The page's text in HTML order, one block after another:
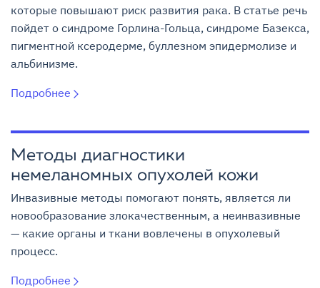
которые повышают риск развития рака. В статье речь
пойдет о синдроме Горлина-Гольца, синдроме Базекса,
пигментной ксеродерме, буллезном эпидермолизе и
альбинизме.
Подробнее
Методы диагностики
немеланомных опухолей кожи
Инвазивные методы помогают понять, является ли
новообразование злокачественным, а неинвазивные
— какие органы и ткани вовлечены в опухолевый
процесс.
Подробнее